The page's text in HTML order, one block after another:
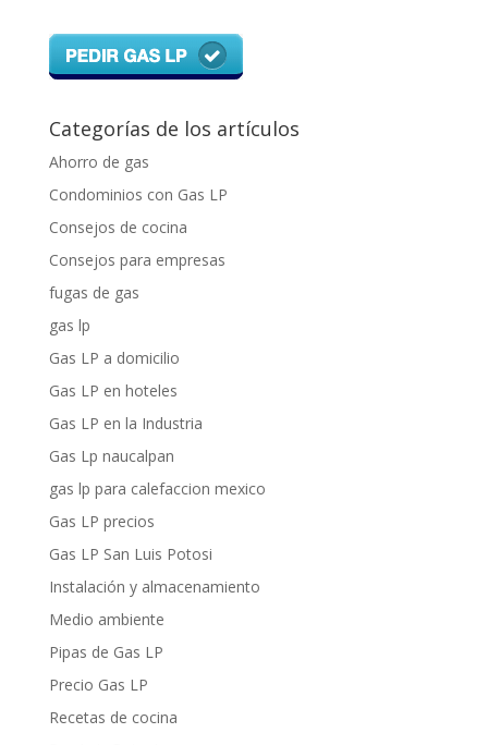
Categorías de los artículos
Ahorro de gas
Condominios con Gas LP
Consejos de cocina
Consejos para empresas
fugas de gas
gas lp
Gas LP a domicilio
Gas LP en hoteles
Gas LP en la Industria
Gas Lp naucalpan
gas lp para calefaccion mexico
Gas LP precios
Gas LP San Luis Potosi
Instalación y almacenamiento
Medio ambiente
Pipas de Gas LP
Precio Gas LP
Recetas de cocina